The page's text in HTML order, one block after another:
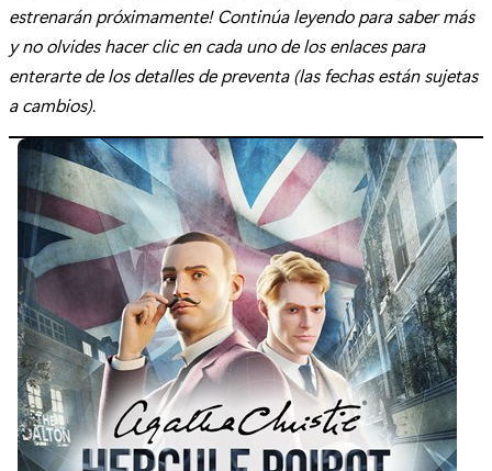
estrenarán próximamente! Continúa leyendo para saber más
y no olvides hacer clic en cada uno de los enlaces para
enterarte de los detalles de preventa (las fechas están sujetas
a cambios).